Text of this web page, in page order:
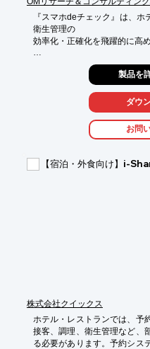
『スマホdeチェック』は、
衛生管理の
効率化・正確化を飛躍的に高
HACCPの義務化による衛生
高める運用を実現可能。
また、食品安全に必要な基礎
徹底的に網羅しており、新し
【メリット】
製品を
ダウ
お問
【宿泊・外食向け】i-
株式会社クイックス
ホテル・レストランでは、予
接客、調理、衛生管理など、
る必要があります。予約シス